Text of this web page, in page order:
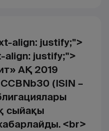
align: justify;">
justify;">
АҚ 2019
(ISIN –
сыйақы
<br>